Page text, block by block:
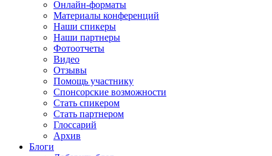
Онлайн-форматы
Материалы конференций
Наши спикеры
Наши партнеры
Фотоотчеты
Видео
Отзывы
Помощь участнику
Спонсорские возможности
Стать спикером
Стать партнером
Глоссарий
Архив
Блоги